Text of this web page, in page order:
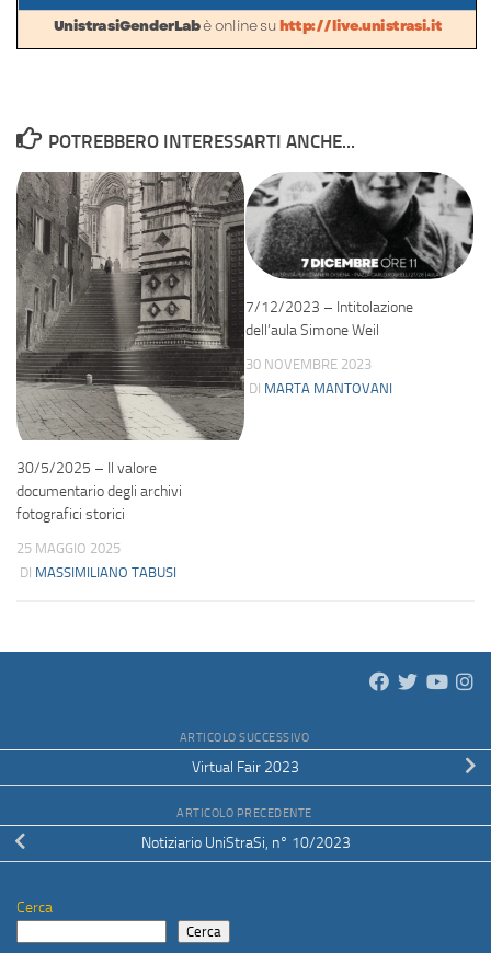
POTREBBERO INTERESSARTI ANCHE...
30/5/2025 – Il valore
documentario degli archivi
fotografici storici
25 MAGGIO 2025
DI MASSIMILIANO TABUSI
7/12/2023 – Intitolazione
dell’aula Simone Weil
30 NOVEMBRE 2023
DI MARTA MANTOVANI
ARTICOLO SUCCESSIVO
Virtual Fair 2023
ARTICOLO PRECEDENTE
Notiziario UniStraSi, n° 10/2023
Cerca
Cerca